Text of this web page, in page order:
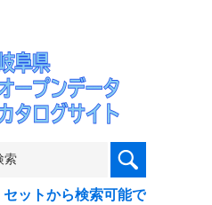
ットから検索可能で